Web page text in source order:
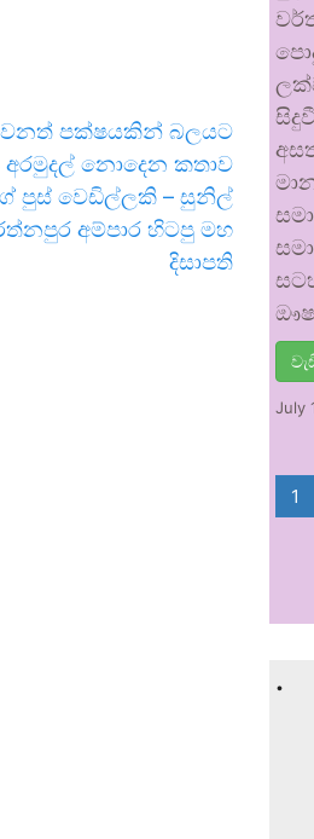
පක්ෂයකින් බලයට
නොදෙන කතාව
පුස් වෙඩිල්ලකි – සුනිල්
අම්පාර හිටපු මහ
දිසාපති
July
1
.